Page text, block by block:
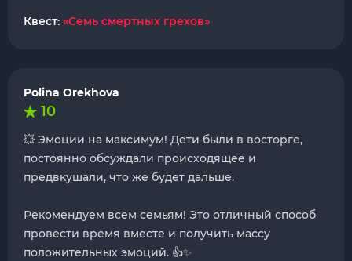
Квест: «Семь смертных грехов»
Polina Orekhova
10
💥 Эмоции на максимум! Дети были в восторге,
постоянно обсуждали происходящее и
предвкушали, что же будет дальше.
Рекомендуем всем семьям! Это отличный способ
провести время вместе и получить массу
положительных эмоций. 👍✨